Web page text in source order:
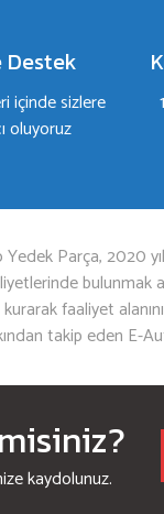
Destek
içinde sizlere
oluyoruz
Parça, 2020
bulunmak
faaliyet
takip eden E-
kaydolunuz.